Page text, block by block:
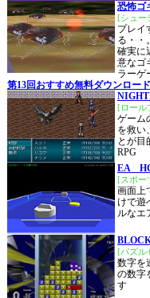
恐怖ゴ
[シュー
プレイ
る・・
確実に
意なゴ
ラーゲ
第13回おすすめ無料ダウンロー
[ロール
ゲーム
を救い
とが目
RPG
EA
[スポー
画面上
けで遊
ルなエ
[パズル
数字を
の数字
す